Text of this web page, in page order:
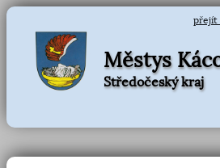
přejít
Městys
Středočeský kraj